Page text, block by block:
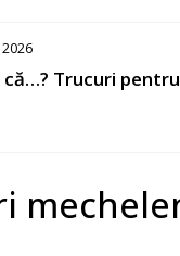
Trucuri